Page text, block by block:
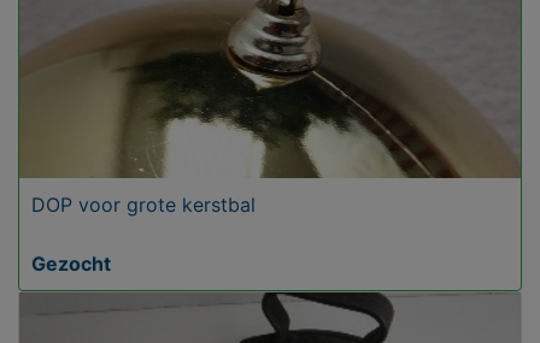
DOP voor grote kerstbal
Gezocht